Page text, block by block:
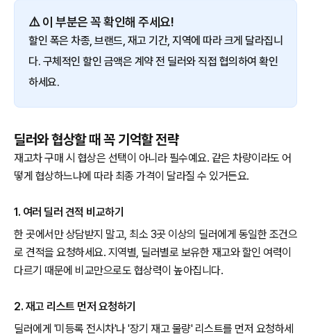
⚠️ 이 부분은 꼭 확인해 주세요!
할인 폭은 차종, 브랜드, 재고 기간, 지역에 따라 크게 달라집니
다. 구체적인 할인 금액은 계약 전 딜러와 직접 협의하여 확인
하세요.
딜러와 협상할 때 꼭 기억할 전략
재고차 구매 시 협상은 선택이 아니라 필수예요. 같은 차량이라도 어
떻게 협상하느냐에 따라 최종 가격이 달라질 수 있거든요.
1. 여러 딜러 견적 비교하기
한 곳에서만 상담받지 말고, 최소 3곳 이상의 딜러에게 동일한 조건으
로 견적을 요청하세요. 지역별, 딜러별로 보유한 재고와 할인 여력이
다르기 때문에 비교만으로도 협상력이 높아집니다.
2. 재고 리스트 먼저 요청하기
딜러에게 '미등록 전시차'나 '장기 재고 물량' 리스트를 먼저 요청하세